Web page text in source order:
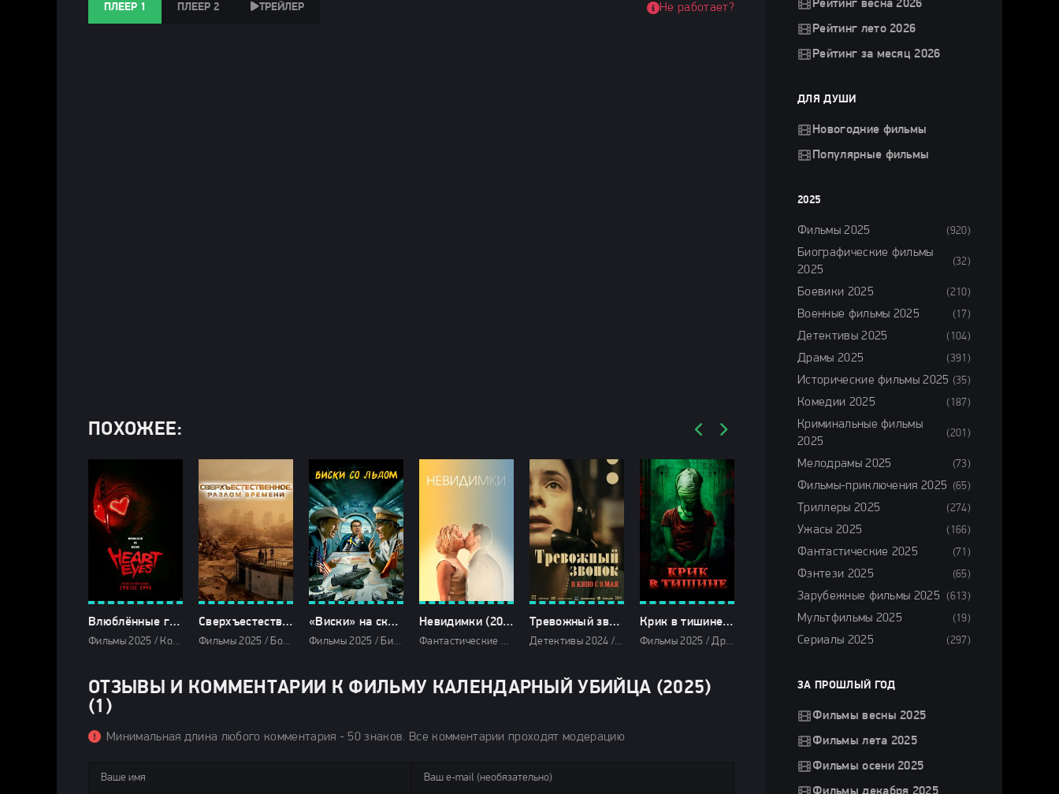
ПЛЕЕР 1 ПЛЕЕР 2 ТРЕЙЛЕР Не работает?
ПОХОЖЕЕ:
Влюблённые глаза (2025)
Фильмы 2025 / Комедии 2025 / Ужасы 2025 / Зарубежные фильмы 2025 / Новинки кино 2025 / Последние фильмы 2025 / Смотреть фильмы онлайн
Сверхъестественное. Разлом времени (2025)
Фильмы 2025 / Боевики 2025 / Фильмы-приключения 2025 / Фантастические 2025 / Зарубежные фильмы 2025 / Фильмы весны 2025 / Новинки кино 2025 / Последние фильмы 2025 / Популярные фильмы / Смотреть фильмы онлайн
«Виски» на скалах (2025)
Фильмы 2025 / Биографические фильмы 2025 / Военные фильмы 2025 / Драмы 2025 / Исторические фильмы 2025 / Комедии 2025 / Сериалы 2025 / Сериалы в озвучке TVShows / Смотреть фильмы онлайн
Невидимки (2024)
Фантастические 2024 / Фэнтези фильмы 2024 / Зарубежные фильмы 2024 / Фильмы декабря 2024 / Новинки кино 2024 / Последние фильмы 2024 / Фильмы 2024 / Смотреть фильмы онлайн
Тревожный звонок (2024)
Детективы 2024 / Драмы 2024 / Триллеры 2024 / Зарубежные фильмы 2024 / Новинки кино 2024 / Последние фильмы 2024 / Фильмы лета 2024 / Фильмы 2024 / Смотреть фильмы онлайн
Крик в тишине (2025)
Фильмы 2025 / Драмы 2025 / Криминальные фильмы 2025 / Триллеры 2025 / Зарубежные фильмы 2025 / Фильмы весны 2025 / Новинки кино 2025 / Последние фильмы 2025 / Смотреть фильмы онлайн
ОТЗЫВЫ И КОММЕНТАРИИ К ФИЛЬМУ КАЛЕНДАРНЫЙ УБИЙЦА (2025)
(1)
Минимальная длина любого комментария - 50 знаков. Все комментарии проходят модерацию
Рейтинг весна 2026
Рейтинг лето 2026
Рейтинг за месяц 2026
ДЛЯ ДУШИ
Новогодние фильмы
Популярные фильмы
2025
Фильмы 2025 (920)
Биографические фильмы
2025
(32)
Боевики 2025 (210)
Военные фильмы 2025 (17)
Детективы 2025 (104)
Драмы 2025 (391)
Исторические фильмы 2025 (35)
Комедии 2025 (187)
Криминальные фильмы
2025
(201)
Мелодрамы 2025 (73)
Фильмы-приключения 2025 (65)
Триллеры 2025 (274)
Ужасы 2025 (166)
Фантастические 2025 (71)
Фэнтези 2025 (65)
Зарубежные фильмы 2025 (613)
Мультфильмы 2025 (19)
Сериалы 2025 (297)
ЗА ПРОШЛЫЙ ГОД
Фильмы весны 2025
Фильмы лета 2025
Фильмы осени 2025